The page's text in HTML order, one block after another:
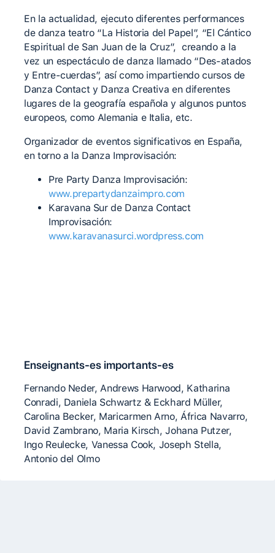
En la actualidad, ejecuto diferentes performances
de danza teatro “La Historia del Papel”, “El Cántico
Espiritual de San Juan de la Cruz”, creando a la
vez un espectáculo de danza llamado “Des-atados
y Entre-cuerdas”, así como impartiendo cursos de
Danza Contact y Danza Creativa en diferentes
lugares de la geografía española y algunos puntos
europeos, como Alemania e Italia, etc.
Organizador de eventos significativos en España,
en torno a la Danza Improvisación:
Pre Party Danza Improvisación:
www.prepartydanzaimpro.com
Karavana Sur de Danza Contact
Improvisación:
www.karavanasurci.wordpress.com
Enseignants-es importants-es
Fernando Neder, Andrews Harwood, Katharina
Conradi, Daniela Schwartz & Eckhard Müller,
Carolina Becker, Maricarmen Arno, África Navarro,
David Zambrano, Maria Kirsch, Johana Putzer,
Ingo Reulecke, Vanessa Cook, Joseph Stella,
Antonio del Olmo